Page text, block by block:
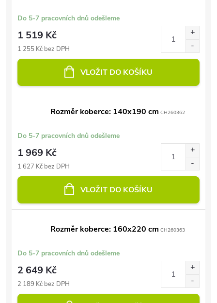
Do 5-7 pracovních dnů odešleme
1 519 Kč
1 255 Kč bez DPH
VLOŽIT DO KOŠÍKU
Rozměr koberce: 140x190 cm CH260362
Do 5-7 pracovních dnů odešleme
1 969 Kč
1 627 Kč bez DPH
VLOŽIT DO KOŠÍKU
Rozměr koberce: 160x220 cm CH260363
Do 5-7 pracovních dnů odešleme
2 649 Kč
2 189 Kč bez DPH